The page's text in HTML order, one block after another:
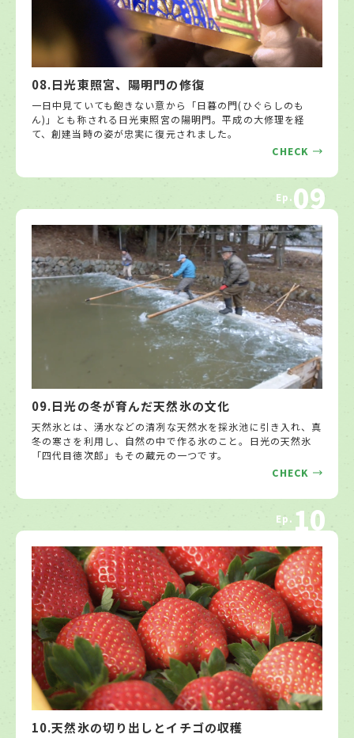
08.日光東照宮、陽明門の修復
一日中見ていても飽きない意から「日暮の門(ひぐらしのも
ん)」とも称される日光東照宮の陽明門。平成の大修理を経
て、創建当時の姿が忠実に復元されました。
CHECK
Ep.09
09.日光の冬が育んだ天然氷の文化
天然氷とは、湧水などの清冽な天然水を採氷池に引き入れ、真
冬の寒さを利用し、自然の中で作る氷のこと。日光の天然氷
「四代目徳次郎」もその蔵元の一つです。
CHECK
Ep.10
10.天然氷の切り出しとイチゴの収穫